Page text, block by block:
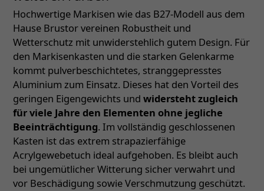
Hochwertige Markisen wie das B27-Modell aus dem
Hause Brustor vereinen Robustheit und
Wetterschutz mit unwiderstehlich gutem Design. Für
den Markisenkasten und die starken Gelenkarme
kommt pulverbeschichtetes, stranggepresstes
Aluminium zum Einsatz. Dieses hat den Vorteil des
geringen Eigengewichts und widersteht zugleich
für viele Jahre den Elementen ohne jegliche
Beeinträchtigung. Im vollständig geschlossenen
Kasten ist das extrem strapazierfähige
Acrylgewebetuch ideal aufgehoben. Es bleibt auch
bei ungemütlicher Witterung sicher verwahrt und
vor Beschädigung sowie Verschmutzung geschützt.